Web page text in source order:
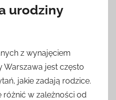
urodziny
z wynajęciem
jest często
jakie zadają rodzice.
różnić w zależności od